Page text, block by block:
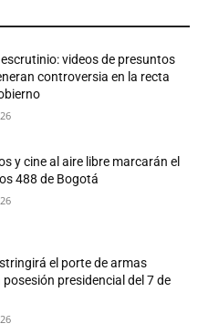
videos de presuntos
controversia en la recta
y cine al aire libre marcarán el
488 de Bogotá
el porte de armas
presidencial del 7 de